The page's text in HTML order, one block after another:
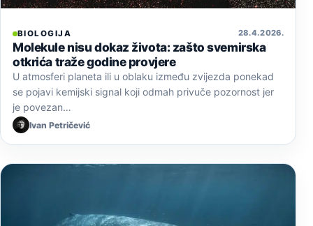
BIOLOGIJA 28. 4. 2026.
Molekule nisu dokaz života: zašto svemirska
otkrića traže godine provjere
U atmosferi planeta ili u oblaku između zvijezda ponekad
se pojavi kemijski signal koji odmah privuče pozornost jer
je povezan…
Ivan Petričević